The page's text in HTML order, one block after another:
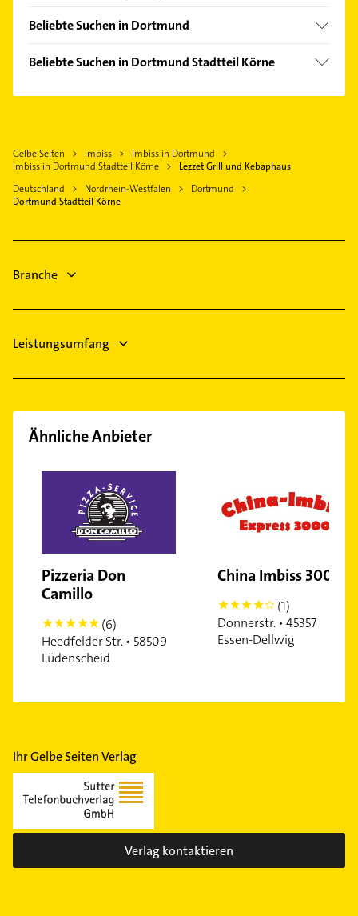
Brackel
Dorstfeld
Eving
Lindenhorst
Mitte
Nette
Westerfilde
Schwerte
Unna
Waltrop
Witten
Wetter (Ruhr)
Beliebte Suchen in Dortmund
Rohrreinigung
Gebäudereinigung
Elektro Reparatur
Zahnarzt
Beliebte Suchen in Dortmund Stadtteil Körne
Elektro Reparatur
Zahnarzt
Bauunternehmen
Heizung & Sanitär
Gelbe Seiten Imbiss
Imbiss in Dortmund
Imbiss in Dortmund Stadtteil Körne
Lezzet Grill und Kebaphaus
Deutschland
Nordrhein-Westfalen
Dortmund
Dortmund Stadtteil Körne
Branche
Leistungsumfang
Ähnliche Anbieter
Pizzeria Don
Camillo
5
(6)
Heedfelder Str. • 58509
Lüdenscheid
China Imbiss 3000
4
(1)
Donnerstr. • 45357
Essen-Dellwig
Ihr Gelbe Seiten Verlag
Verlag kontaktieren